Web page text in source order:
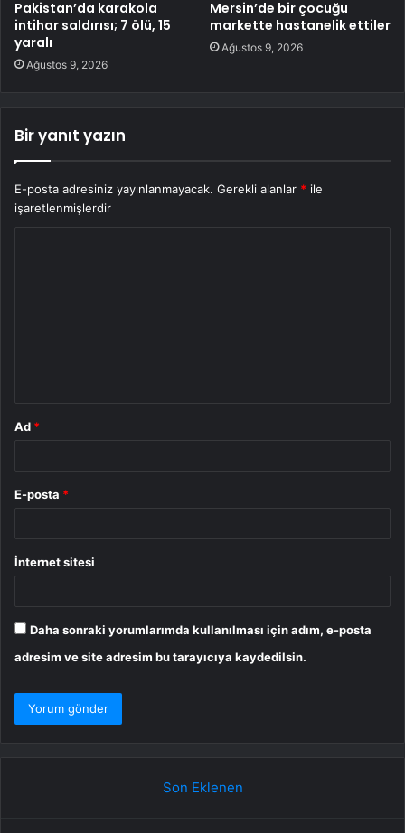
Pakistan’da karakola
intihar saldırısı; 7 ölü, 15
yaralı
Ağustos 9, 2026
Mersin’de bir çocuğu
markette hastanelik ettiler
Ağustos 9, 2026
Bir yanıt yazın
E-posta adresiniz yayınlanmayacak. Gerekli alanlar * ile
işaretlenmişlerdir
Ad *
E-posta *
İnternet sitesi
Daha sonraki yorumlarımda kullanılması için adım, e-posta
adresim ve site adresim bu tarayıcıya kaydedilsin.
Son Eklenen